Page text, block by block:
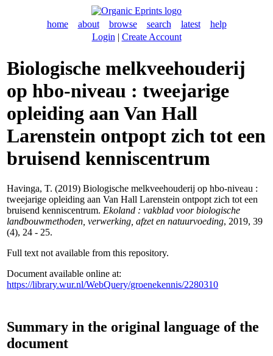
home about browse search latest
help
Login | Create Account
Biologische melkveehouderij
op hbo-niveau : tweejarige
opleiding aan Van Hall
Larenstein ontpopt zich tot een
bruisend kenniscentrum
Havinga, T. (2019) Biologische melkveehouderij op hbo-niveau :
tweejarige opleiding aan Van Hall Larenstein ontpopt zich tot een
bruisend kenniscentrum. Ekoland : vakblad voor biologische
landbouwmethoden, verwerking, afzet en natuurvoeding, 2019, 39
(4), 24 - 25.
Full text not available from this repository.
Document available online at:
https://library.wur.nl/WebQuery/groenekennis/2280310
Summary in the original language of the
document